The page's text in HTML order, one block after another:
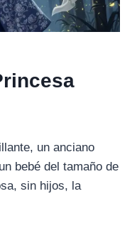
un anciano
bebé del tamaño de
sin hijos, la